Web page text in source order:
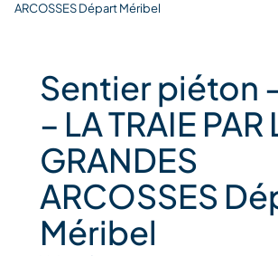
ARCOSSES Départ Méribel
Sentier piéton
– LA TRAIE PAR
GRANDES
ARCOSSES
Méribel